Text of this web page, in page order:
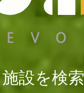
設を検索